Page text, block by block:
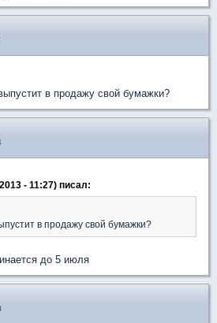
в продажу свой бумажки?
- 11:27) писал:
в продажу свой бумажки?
до 5 июля